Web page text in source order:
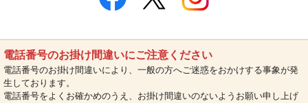
電話番号のお掛け間違いにご注意ください
電話番号のお掛け間違いにより、一般の方へご迷惑をおかけする事象が発
生しております。
電話番号をよくお確かめのうえ、お掛け間違いのないようお願い申し上げ